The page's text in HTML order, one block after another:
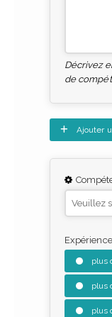
Décrivez
de
Ajouter
plus
plus
plus